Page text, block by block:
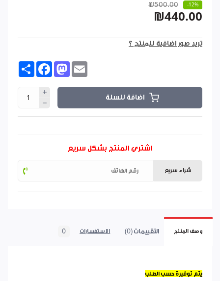
₪500.00 -12%
₪440.00
تريد صور اضافية للمنتج ؟
Share FacebookMastodon
اضافة للسلة
اشتري المنتج بشكل سريع
شراء سريع
وصف المنتج التقييمات (0) الاستفسارات 0
يتم توفيرة حسب الطلب